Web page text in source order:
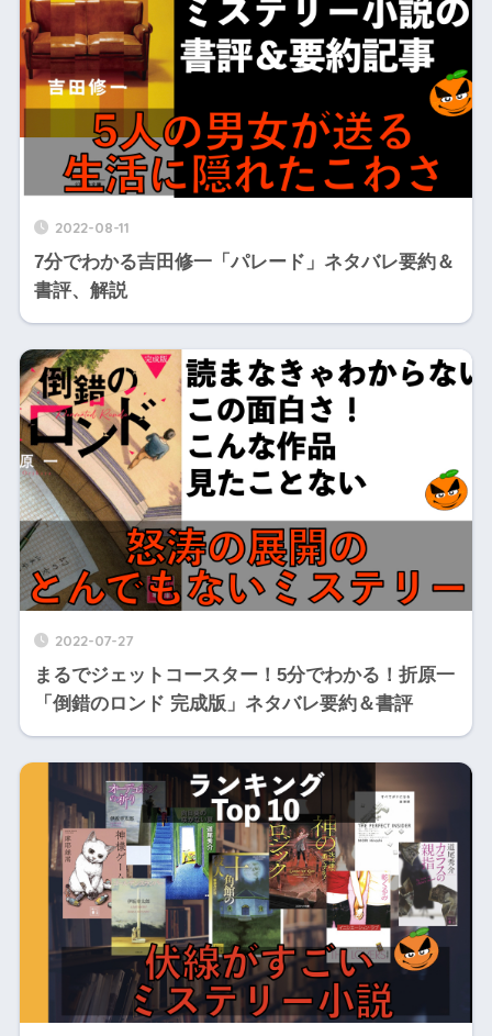
2022-08-11
7分でわかる吉田修一「パレード」ネタバレ要約＆
書評、解説
2022-07-27
まるでジェットコースター！5分でわかる！折原一
「倒錯のロンド 完成版」ネタバレ要約＆書評